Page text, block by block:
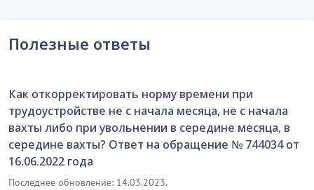
Полезные ответы
Как откорректировать норму времени при
трудоустройстве не с начала месяца, не с начала
вахты либо при увольнении в середине месяца, в
середине вахты? Ответ на обращение № 744034 от
16.06.2022 года
Последнее обновление: 14.03.2023.